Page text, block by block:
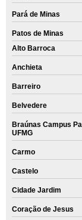
Pará de Minas
Patos de Minas
Alto Barroca
Anchieta
Barreiro
Belvedere
Braúnas Campus
UFMG
Carmo
Castelo
Cidade Jardim
Coração de Jesus